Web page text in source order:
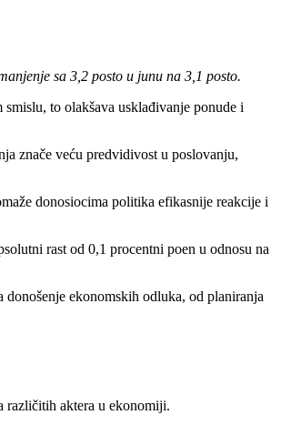
sa 3,2 posto u junu na 3,1 posto.
to olakšava usklađivanje ponude i
znače veću predvidivost u poslovanju,
donosiocima politika efikasnije reakcije i
rast od 0,1 procentni poen u odnosu na
ekonomskih odluka, od planiranja
različitih aktera u ekonomiji.